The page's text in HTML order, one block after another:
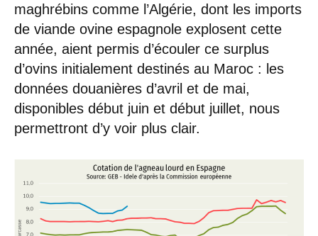
maghrébins comme l’Algérie, dont les imports
de viande ovine espagnole explosent cette
année, aient permis d’écouler ce surplus
d’ovins initialement destinés au Maroc : les
données douanières d’avril et de mai,
disponibles début juin et début juillet, nous
permettront d’y voir plus clair.